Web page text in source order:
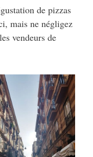
de pizzas
mais ne négligez
vendeurs de